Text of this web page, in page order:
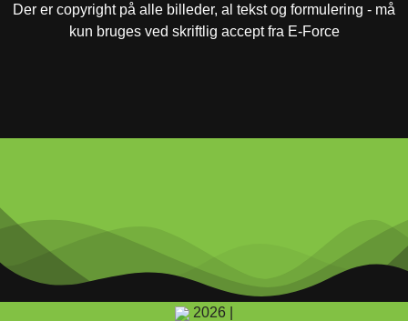
Der er copyright på alle billeder, al tekst og formulering - må
kun bruges ved skriftlig accept fra E-Force
2026 |